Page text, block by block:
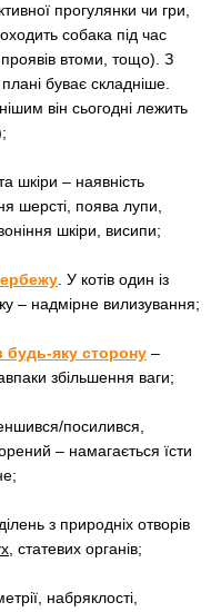
прогулянки чи гри,
собака під час
втоми, тощо). З
буває складніше.
він сьогодні лежить
шкіри – наявність
шерсті, поява лупи,
шкіри, висипи;
бежу. У котів один із
– надмірне вилизування;
будь-яку сторону –
збільшення ваги;
посилився,
– намагається їсти
з природніх отворів
, статевих органів;
набряклості,